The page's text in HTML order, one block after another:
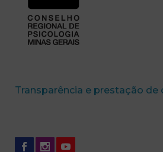
Transparência e prestação de